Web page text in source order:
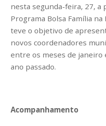
nesta segunda-feira, 27, a
Programa Bolsa Família na
teve o objetivo de
novos coordenadores
entre os meses de janeiro
ano passado.
Acompanhamento